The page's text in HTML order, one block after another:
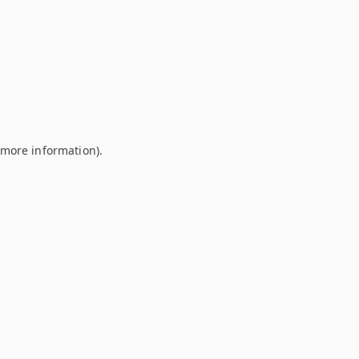
information).